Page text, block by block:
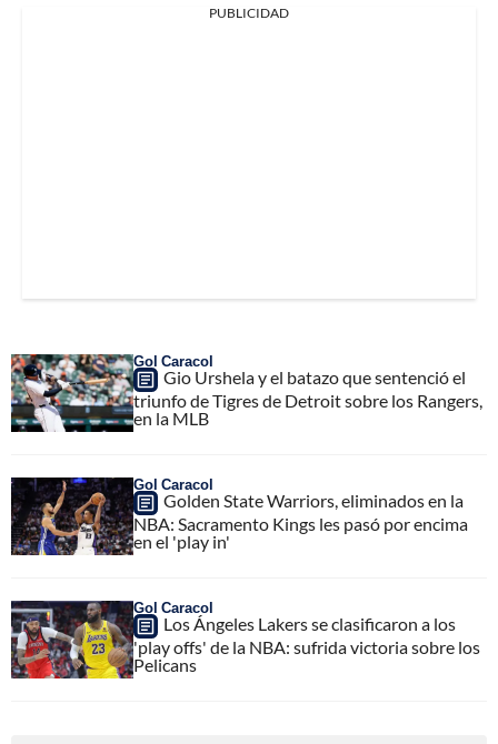
PUBLICIDAD
Gol Caracol
Gio Urshela y el batazo que sentenció el
triunfo de Tigres de Detroit sobre los Rangers,
en la MLB
Gol Caracol
Golden State Warriors, eliminados en la
NBA: Sacramento Kings les pasó por encima
en el 'play in'
Gol Caracol
Los Ángeles Lakers se clasificaron a los
'play offs' de la NBA: sufrida victoria sobre los
Pelicans